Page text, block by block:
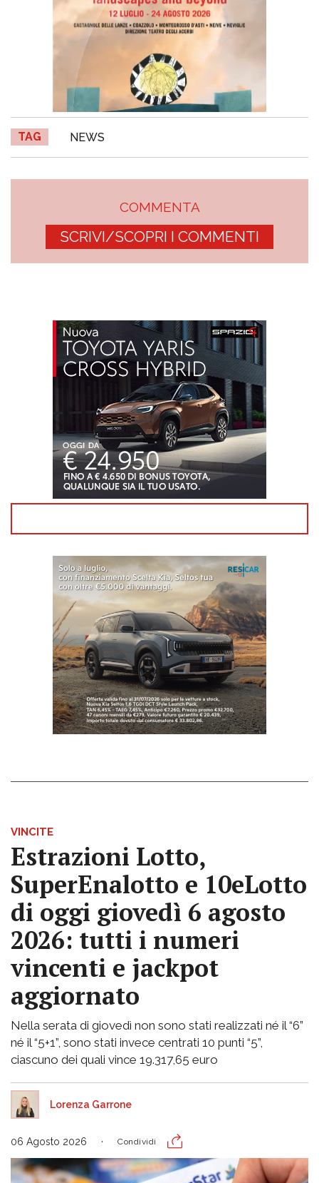
TAG NEWS
COMMENTA
SCRIVI/SCOPRI I COMMENTI
VINCITE
Estrazioni Lotto,
SuperEnalotto e 10eLotto
di oggi giovedì 6 agosto
2026: tutti i numeri
vincenti e jackpot
aggiornato
Nella serata di giovedì non sono stati realizzati né il “6”
né il “5+1”, sono stati invece centrati 10 punti “5”,
ciascuno dei quali vince 19.317,65 euro
Lorenza Garrone
06 Agosto 2026 Condividi